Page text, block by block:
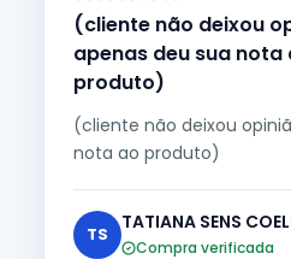
(cliente não deixou
apenas deu sua nota
produto)
(cliente não deixou
nota ao produto)
TS
TATIANA SENS
Compra verificada